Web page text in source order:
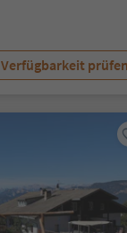
Verfügbarkeit prüfen